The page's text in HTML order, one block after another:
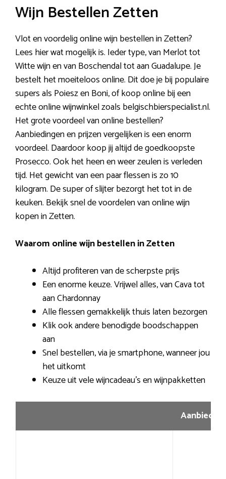
Wijn Bestellen Zetten
Vlot en voordelig online wijn bestellen in Zetten?
Lees hier wat mogelijk is. Ieder type, van Merlot tot
Witte wijn en van Boschendal tot aan Guadalupe. Je
bestelt het moeiteloos online. Dit doe je bij populaire
supers als Poiesz en Boni, of koop online bij een
echte online wijnwinkel zoals belgischbierspecialist.nl.
Het grote voordeel van online bestellen?
Aanbiedingen en prijzen vergelijken is een enorm
voordeel. Daardoor koop jij altijd de goedkoopste
Prosecco. Ook het heen en weer zeulen is verleden
tijd. Het gewicht van een paar flessen is zo 10
kilogram. De super of slijter bezorgt het tot in de
keuken. Bekijk snel de voordelen van online wijn
kopen in Zetten.
Waarom online wijn bestellen in Zetten
Altijd profiteren van de scherpste prijs
Een enorme keuze. Vrijwel alles, van Cava tot
aan Chardonnay
Alle flessen gemakkelijk thuis laten bezorgen
Klik ook andere benodigde boodschappen
aan
Snel bestellen, via je smartphone, wanneer jou
het uitkomt
Keuze uit vele wijncadeau’s en wijnpakketten